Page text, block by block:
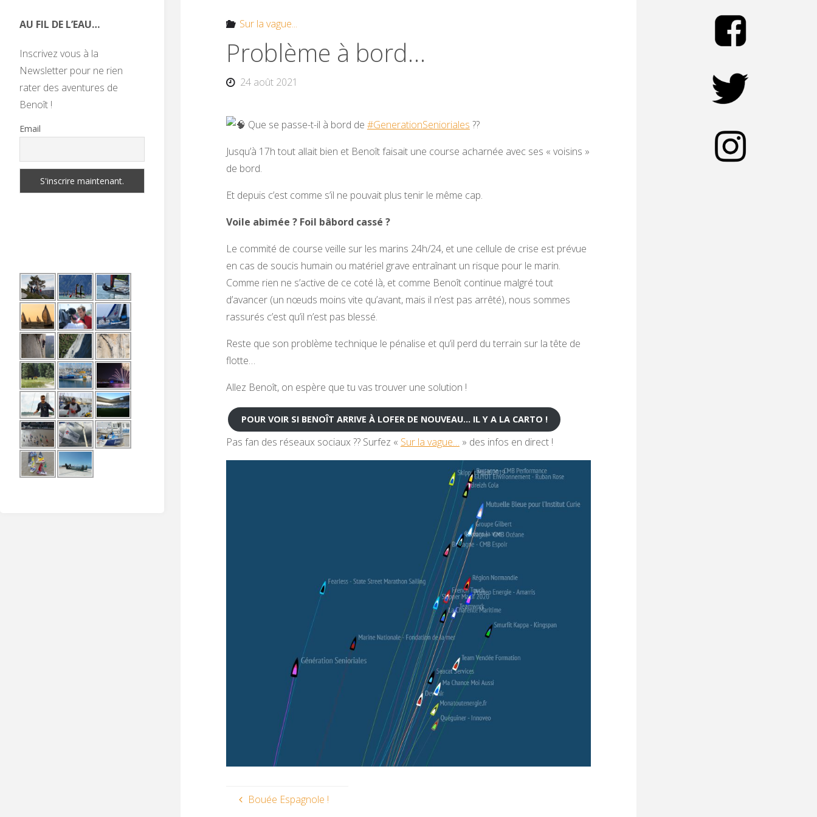
Sur la vague...
Problème à bord…
24 août 2021
Que se passe-t-il à bord de #GenerationSenioriales ??
Jusqu’à 17h tout allait bien et Benoît faisait une course acharnée avec ses « voisins »
de bord.
Et depuis c’est comme s’il ne pouvait plus tenir le même cap.
Voile abimée ? Foil bâbord cassé ?
Le commité de course veille sur les marins 24h/24, et une cellule de crise est prévue
en cas de soucis humain ou matériel grave entraînant un risque pour le marin.
Comme rien ne s’active de ce coté là, et comme Benoît continue malgré tout
d’avancer (un nœuds moins vite qu’avant, mais il n’est pas arrêté), nous sommes
rassurés c’est qu’il n’est pas blessé.
Reste que son problème technique le pénalise et qu’il perd du terrain sur la tête de
flotte…
Allez Benoît, on espère que tu vas trouver une solution !
POUR VOIR SI BENOÎT ARRIVE À LOFER DE NOUVEAU… IL Y A LA CARTO !
Pas fan des réseaux sociaux ?? Surfez « Sur la vague… » des infos en direct !
Bouée Espagnole !
AU FIL DE L’EAU…
Inscrivez vous à la
Newsletter pour ne rien
rater des aventures de
Benoît !
Email